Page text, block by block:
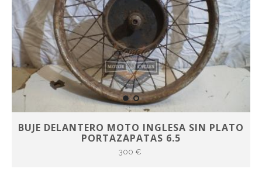
BUJE DELANTERO MOTO INGLESA SIN PLATO
PORTAZAPATAS 6.5
300 €